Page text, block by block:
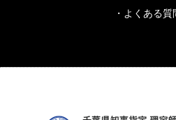
・よくある質